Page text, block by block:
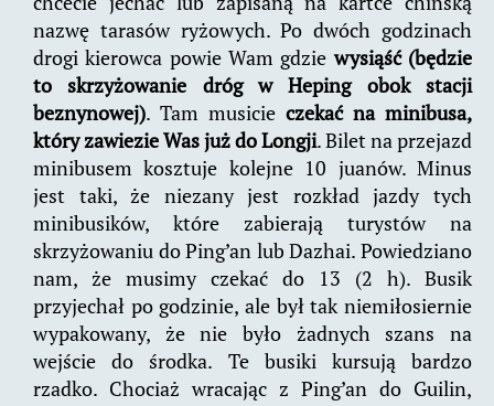
nazwę tarasów ryżowych. Po dwóch godzinach
drogi kierowca powie Wam gdziewysiąść (będzie
to skrzyżowanie dróg w Heping obok stacji
beznynowej). Tam musicie czekać na minibusa,
który zawiezie Was już do Longji. Bilet na przejazd
minibusem kosztuje kolejne 10 juanów. Minus
jest taki, że niezany jest rozkład jazdy tych
minibusików, które zabierają turystów na
skrzyżowaniu do Ping’an lub Dazhai. Powiedziano
nam, że musimy czekać do 13 (2 h). Busik
przyjechał po godzinie, ale był tak niemiłosiernie
wypakowany, że nie było żadnych szans na
wejście do środka. Te busiki kursują bardzo
rzadko. Chociaż wracając z Ping’an do Guilin,